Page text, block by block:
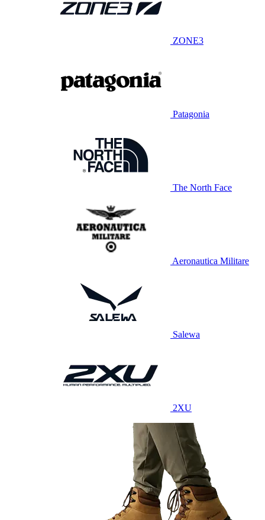
ZONE3
Patagonia
The North Face
Aeronautica Militare
Salewa
2XU